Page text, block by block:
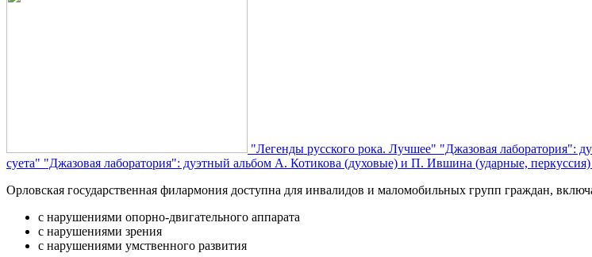
"Легенды русского рока. Лучшее" "Джазовая лаборатория":
суета" "Джазовая лаборатория": дуэтный альбом А. Котикова (духовые) и П. Ившина (ударные, перкуссия)
Орловская государственная филармония доступна для инвалидов и маломобильных групп граждан,
с нарушениями опорно-двигательного аппарата
с нарушениями зрения
с нарушениями умственного развития